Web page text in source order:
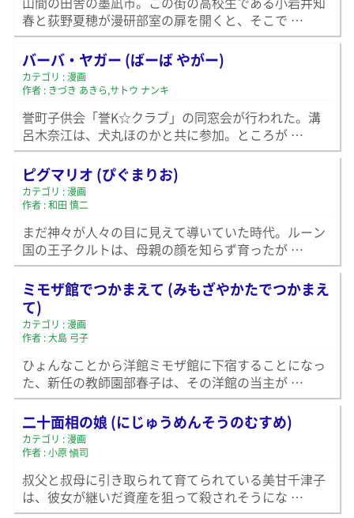
春と荻野夏穂が漫研部室の扉を開くと、そこで …
バーバ・ヤガー (ばーば やがー)
カテゴリ : 漫画
作者 : きづき あきら,サトウ ナンキ
誉町子供会「誉K☆クラブ」の同窓会が行われた。溝
呂木奈江は、犬丸ほのかと共に参加。ところが …
ピグマリオ (ぴぐまりお)
カテゴリ : 漫画
作者 : 和田 慎二
まだ神々が人々の目に見えて導いていた時代。ルーン
国の王子クルトは、母親の顔を知らず育ったが …
ミモザ館でつかまえて (みもざやかたでつかまえ
て)
カテゴリ : 漫画
作者 : 大島 弓子
ひょんなことから洋館ミモザ館に下宿することになっ
た、新任の教師園部春子は、その洋館の当主が …
二十面相の娘 (にじゅうめんそうのむすめ)
カテゴリ : 漫画
作者 : 小原 愼司
叔父と叔母に引き取られて育てられている美甘千津子
は、彼女が継いだ資産を狙って殺されそうにな …